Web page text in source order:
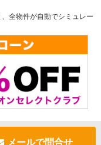
全物件が自動でシミュレー
メールで問合せ